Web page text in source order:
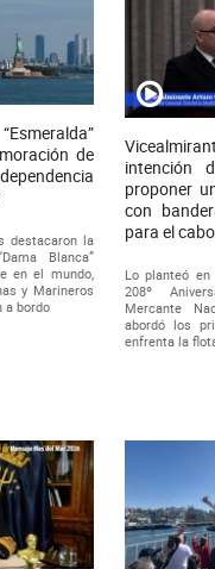
de
destacaron la
Blanca”
en el mundo,
y Marineros
a bordo
intención
proponer
con
para el
Lo planteó
208º
Mercante
abordó los
enfrenta la